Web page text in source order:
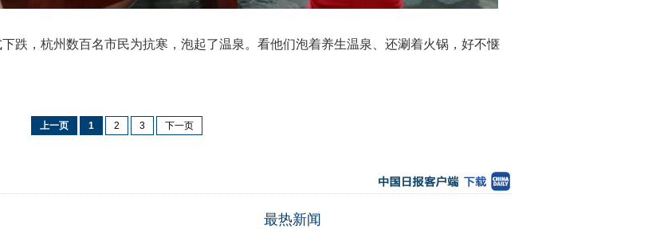
跌，杭州数百名市民为抗寒，泡起了温泉。看他们泡着养生温泉、还涮着火锅，好不惬
上一页 1 2 3 下一页
最热新闻